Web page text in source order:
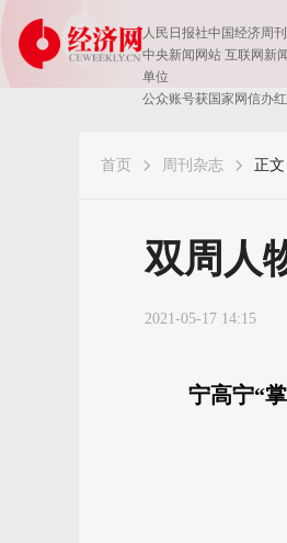
人民日报社中国经济周
中央新闻网站 互联网新
单位
公众账号获国家网信办
首页 周刊杂志 正文
双周人
2021-05-17 14:15
宁高宁“